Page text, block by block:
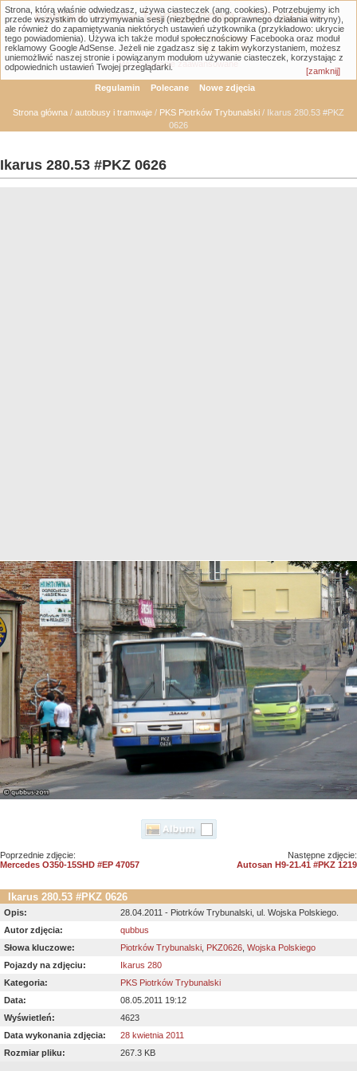
Łódzka Galeria Transportowa - GTLodz.eu
Wyszukiwanie zaawansowane
Regulamin Polecane Nowe zdjęcia
Strona główna / autobusy i tramwaje / PKS Piotrków Trybunalski / Ikarus 280.53 #PKZ
0626
Ikarus 280.53 #PKZ 0626
Poprzednie zdjęcie:
Mercedes O350-15SHD #EP 47057
Następne zdjęcie:
Autosan H9-21.41 #PKZ 1219
Ikarus 280.53 #PKZ 0626
Opis:
28.04.2011 - Piotrków Trybunalski, ul. Wojska Polskiego.
Autor zdjęcia:
qubbus
Słowa kluczowe:
Piotrków Trybunalski PKZ0626 Wojska Polskiego
Pojazdy na zdjęciu:
Ikarus 280
Kategoria:
PKS Piotrków Trybunalski
Data:
08.05.2011 19:12
Wyświetleń:
4623
Data wykonania zdjęcia:
28 kwietnia 2011
Rozmiar pliku:
267.3 KB
Strona, którą właśnie odwiedzasz, używa ciasteczek (ang. cookies). Potrzebujemy ich
przede wszystkim do utrzymywania sesji (niezbędne do poprawnego działania witryny),
ale również do zapamiętywania niektórych ustawień użytkownika (przykładowo: ukrycie
tego powiadomienia). Używa ich także moduł społecznościowy Facebooka oraz moduł
reklamowy Google AdSense. Jeżeli nie zgadzasz się z takim wykorzystaniem, możesz
uniemożliwić naszej stronie i powiązanym modułom używanie ciasteczek, korzystając z
odpowiednich ustawień Twojej przeglądarki.
[zamknij]